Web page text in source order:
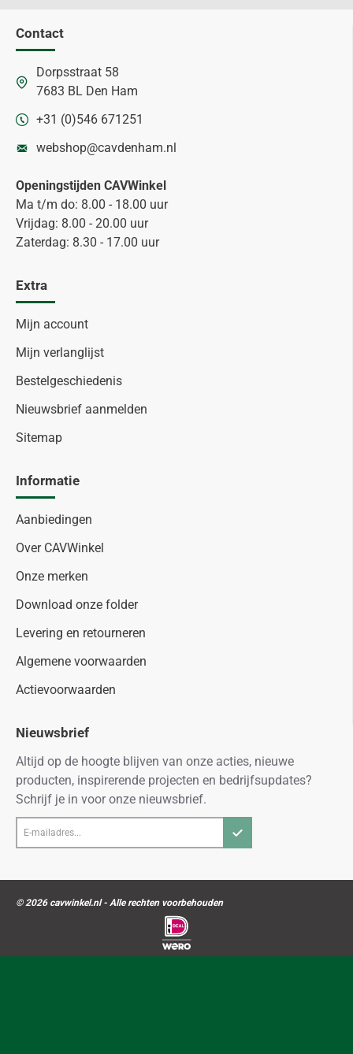
Contact
Dorpsstraat 58
7683 BL Den Ham
+31 (0)546 671251
webshop@cavdenham.nl
Openingstijden CAVWinkel
Ma t/m do: 8.00 - 18.00 uur
Vrijdag: 8.00 - 20.00 uur
Zaterdag: 8.30 - 17.00 uur
Extra
Mijn account
Mijn verlanglijst
Bestelgeschiedenis
Nieuwsbrief aanmelden
Sitemap
Informatie
Aanbiedingen
Over CAVWinkel
Onze merken
Download onze folder
Levering en retourneren
Algemene voorwaarden
Actievoorwaarden
Nieuwsbrief
Altijd op de hoogte blijven van onze acties, nieuwe
producten, inspirerende projecten en bedrijfsupdates?
Schrijf je in voor onze nieuwsbrief.
mailadres...
© 2026 cavwinkel.nl - Alle rechten voorbehouden